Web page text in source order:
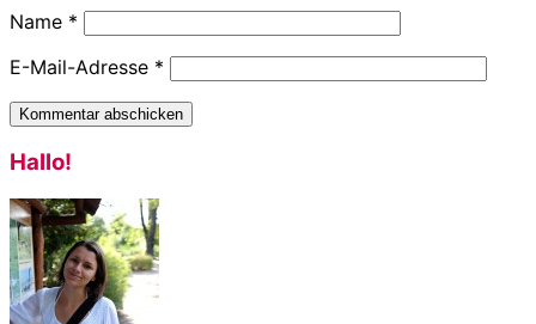
Name *
E-Mail-Adresse *
Haupt-
Sidebar
Hallo!